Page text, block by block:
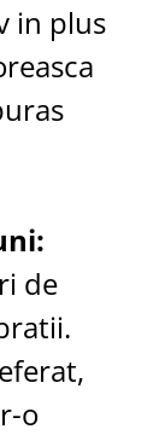
in plus
de
o